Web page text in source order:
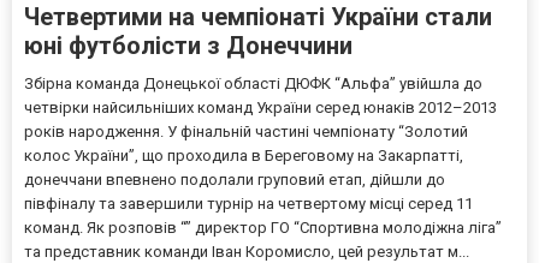
Четвертими на чемпіонаті України стали
юні футболісти з Донеччини
Збірна команда Донецької області ДЮФК “Альфа” увійшла до
четвірки найсильніших команд України серед юнаків 2012–2013
років народження. У фінальній частині чемпіонату “Золотий
колос України”, що проходила в Береговому на Закарпатті,
донеччани впевнено подолали груповий етап, дійшли до
півфіналу та завершили турнір на четвертому місці серед 11
команд. Як розповів “” директор ГО “Спортивна молодіжна ліга”
та представник команди Іван Коромисло, цей результат м...